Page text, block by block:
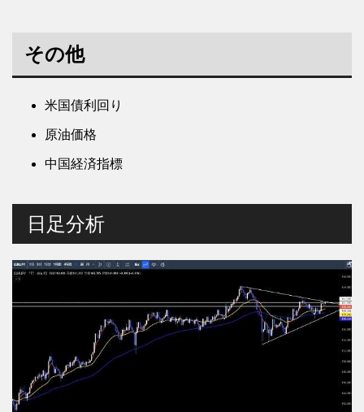
その他
米国債利回り
原油価格
中国経済指標
日足分析